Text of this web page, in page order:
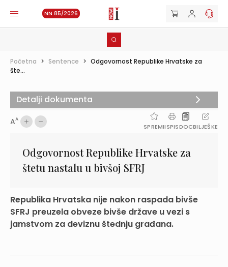
NN 85/2026
Početna > Sentence > Odgovornost Republike Hrvatske za
šte...
AA
SPREMIISPISDOCBILJEŠKE
Odgovornost Republike Hrvatske za
štetu nastalu u bivšoj SFRJ
Republika Hrvatska nije nakon raspada bivše
SFRJ preuzela obveze bivše države u vezi s
jamstvom za deviznu štednju građana.
Detalji dokumenta